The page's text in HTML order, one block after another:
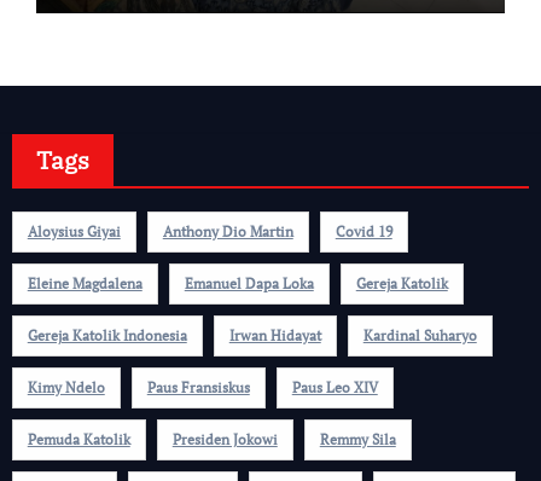
Tags
Aloysius Giyai Anthony Dio Martin Covid 19
Eleine Magdalena Emanuel Dapa Loka Gereja Katolik
Gereja Katolik Indonesia Irwan Hidayat Kardinal Suharyo
Kimy Ndelo Paus Fransiskus Paus Leo XIV
Pemuda Katolik Presiden Jokowi Remmy Sila